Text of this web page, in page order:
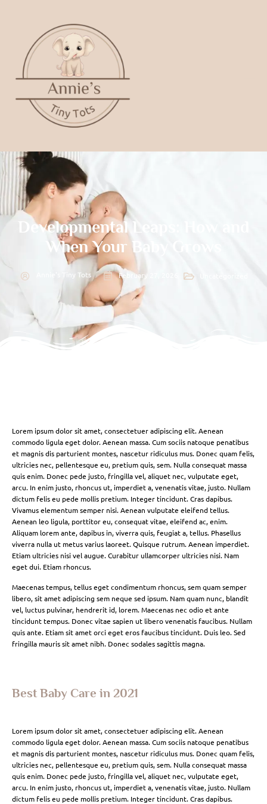
Developmental Leaps: How and
When Your Baby Grows
Annie's Tiny Tots February 27, 2026
Lorem ipsum dolor sit amet, consectetuer adipiscing elit. Aenean
commodo ligula eget dolor. Aenean massa. Cum sociis natoque penatibus
et magnis dis parturient montes, nascetur ridiculus mus. Donec quam felis,
ultricies nec, pellentesque eu, pretium quis, sem. Nulla consequat massa
quis enim. Donec pede justo, fringilla vel, aliquet nec, vulputate eget,
arcu. In enim justo, rhoncus ut, imperdiet a, venenatis vitae, justo. Nullam
dictum felis eu pede mollis pretium. Integer tincidunt. Cras dapibus.
Vivamus elementum semper nisi. Aenean vulputate eleifend tellus.
Aenean leo ligula, porttitor eu, consequat vitae, eleifend ac, enim.
Aliquam lorem ante, dapibus in, viverra quis, feugiat a, tellus. Phasellus
viverra nulla ut metus varius laoreet. Quisque rutrum. Aenean imperdiet.
Etiam ultricies nisi vel augue. Curabitur ullamcorper ultricies nisi. Nam
eget dui. Etiam rhoncus.
Maecenas tempus, tellus eget condimentum rhoncus, sem quam semper
libero, sit amet adipiscing sem neque sed ipsum. Nam quam nunc, blandit
vel, luctus pulvinar, hendrerit id, lorem. Maecenas nec odio et ante
tincidunt tempus. Donec vitae sapien ut libero venenatis faucibus. Nullam
quis ante. Etiam sit amet orci eget eros faucibus tincidunt. Duis leo. Sed
fringilla mauris sit amet nibh. Donec sodales sagittis magna.
Best Baby Care in 2021
Lorem ipsum dolor sit amet, consectetuer adipiscing elit. Aenean
commodo ligula eget dolor. Aenean massa. Cum sociis natoque penatibus
et magnis dis parturient montes, nascetur ridiculus mus. Donec quam felis,
ultricies nec, pellentesque eu, pretium quis, sem. Nulla consequat massa
quis enim. Donec pede justo, fringilla vel, aliquet nec, vulputate eget,
arcu. In enim justo, rhoncus ut, imperdiet a, venenatis vitae, justo. Nullam
dictum felis eu pede mollis pretium. Integer tincidunt. Cras dapibus.